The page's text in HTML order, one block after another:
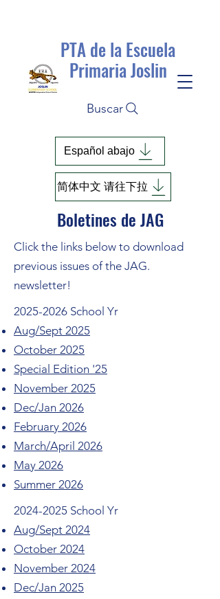
PTA de la Escuela
Primaria Joslin
Buscar
Español abajo
简体中文 请往下拉
Boletines de JAG
Click the links below to download
previous issues of the JAG.
newsletter!
2025-2026 School Yr
Aug/Sept 2025
October 2025
Special Edition '25
November 2025
Dec/Jan 2026
February 2026
March/April 2026
May 2026
Summer 2026
2024-2025 School Yr
Aug/Sept 2024
October 2024
November 2024
Dec/Jan 2025